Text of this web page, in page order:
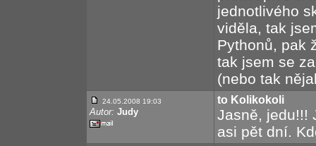
jednotlivého
viděla, tak
Pythonů, pak
tak jsem se
(nebo tak
24.05.2008 19:03
Autor: Judy
to Kolikokoli
Jasně, jedu!!!
asi pět dní.